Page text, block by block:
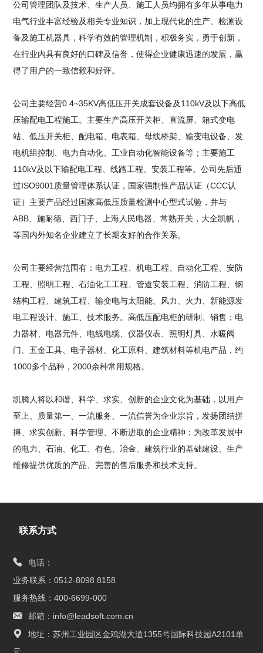
公司管理团队及技术、生产人员、施工人员均拥有多年从事电力
电气行业丰富经验及相关专业知识，加上现代化的生产、检测设
备及施工机器具，科学有效的管理机制，积极务实，勇于创新，
在行业内具有良好的口碑及信誉，使得企业健康迅速的发展，赢
得了用户的一致信赖和好评。
公司主要经营0.4~35KV高低压开关成套设备及110kV及以下高低
压输配电工程施工。主要生产高压开关柜、直流屏、箱式变电
站、低压开关柜、配电箱、电表箱、母线桥架、输变电设备、发
电机组控制、电力自动化、工业自动化智能设备等；主要施工
110kV及以下输配电工程、线路工程、安装工程等。公司先后通
过ISO9001质量管理体系认证，国家强制性产品认证（CCC认
证）主要产品经过国家高低压质量检测中心型式试验，并与
ABB、施耐德、西门子、上海人民电器、常熟开关，大全凯帆，
等国内外知名企业建立了长期友好的合作关系。
公司主要经营范围有：电力工程、机电工程、自动化工程、安防
工程、照明工程、石油化工工程、管道安装工程、消防工程、钢
结构工程、建筑工程、输变电与太阳能、风力、火力、新能源发
电工程设计、施工、技术服务。高低压配电柜的研制、销售；电
力器材、电器元件、电线电缆、仪器仪表、照明灯具、水暖阀
门、五金工具、电子器材、化工原料、建筑材料等机电产品，约
1000多个品种，2000余种常用规格。
凯腾人将以和谐、科学、求实、创新的企业文化为基础，以用户
至上、质量第一、一流服务、一流信誉为企业宗旨，发扬团结拼
搏、求实创新、科学管理、不断进取的企业精神；为改革发展中
的电力、石油、化工、有色、冶金、建筑行业的基础建设、生产
维修提供优质的产品、完善的售后服务和技术支持。
联系方式
电话：
业务联系：0512-8098 8158
服务热线：400-6699-000
邮箱：info@leadsoft.com.cn
地址：苏州工业园区金鸡湖大道1355号国际科技园A2101单